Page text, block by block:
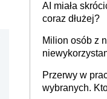
Ustaw
AI miała
coraz dłużej?
Milion osób z
dofinansowań
stronie
Przerwy w
wybranych.